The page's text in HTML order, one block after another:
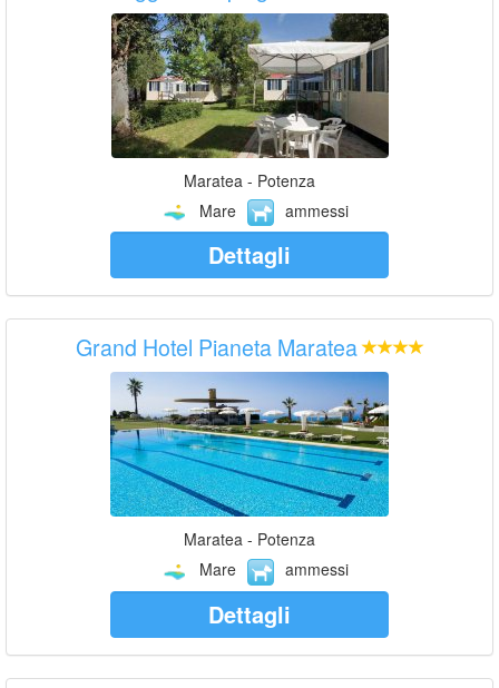
Maratea - Potenza
Mare
ammessi
Dettagli
Grand Hotel Pianeta Maratea
Maratea - Potenza
Mare
ammessi
Dettagli